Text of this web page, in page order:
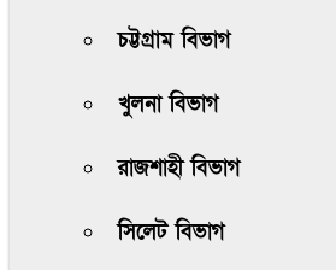
চট্টগ্রাম বিভাগ
খুলনা বিভাগ
রাজশাহী বিভাগ
সিলেট বিভাগ